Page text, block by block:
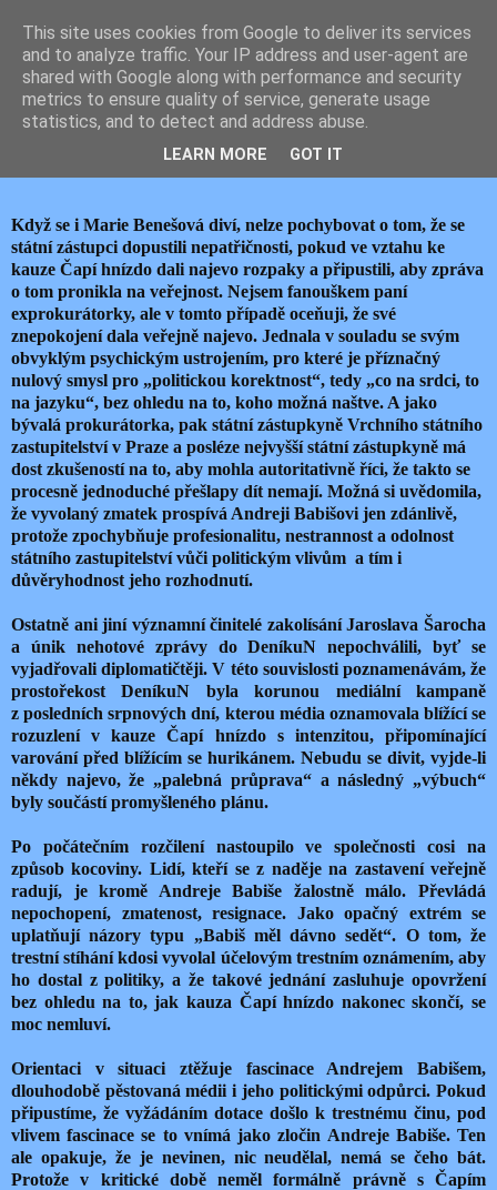
JEMELIK ZDENĚK
středa 4. září 2019
KDYŽ SE I MARIE BENEŠOVÁ DIVÍ…
Když se i Marie Benešová diví, nelze pochybovat o tom, že se
státní zástupci dopustili nepatřičnosti, pokud ve vztahu ke
kauze Čapí hnízdo dali najevo rozpaky a připustili, aby zpráva
o tom pronikla na veřejnost. Nejsem fanouškem paní
exprokurátorky, ale v tomto případě oceňuji, že své
znepokojení dala veřejně najevo. Jednala v souladu se svým
obvyklým psychickým ustrojením, pro které je příznačný
nulový smysl pro „politickou korektnost“, tedy „co na srdci, to
na jazyku“, bez ohledu na to, koho možná naštve. A jako
bývalá prokurátorka, pak státní zástupkyně Vrchního státního
zastupitelství v Praze a posléze nejvyšší státní zástupkyně má
dost zkušeností na to, aby mohla autoritativně říci, že takto se
procesně jednoduché přešlapy dít nemají. Možná si uvědomila,
že vyvolaný zmatek prospívá Andreji Babišovi jen zdánlivě,
protože zpochybňuje profesionalitu, nestrannost a odolnost
státního zastupitelství vůči politickým vlivům a tím i
důvěryhodnost jeho rozhodnutí.
Ostatně ani jiní významní činitelé zakolísání Jaroslava Šarocha
a únik nehotové zprávy do DeníkuN nepochválili, byť se
vyjadřovali diplomatičtěji. V této souvislosti poznamenávám, že
prostořekost DeníkuN byla korunou mediální kampaně
z posledních srpnových dní, kterou média oznamovala blížící se
rozuzlení v kauze Čapí hnízdo s intenzitou, připomínající
varování před blížícím se hurikánem. Nebudu se divit, vyjde-li
někdy najevo, že „palebná průprava“ a následný „výbuch“
byly součástí promyšleného plánu.
Po počátečním rozčilení nastoupilo ve společnosti cosi na
způsob kocoviny. Lidí, kteří se z naděje na zastavení veřejně
radují, je kromě Andreje Babiše žalostně málo. Převládá
nepochopení, zmatenost, resignace. Jako opačný extrém se
uplatňují názory typu „Babiš měl dávno sedět“. O tom, že
trestní stíhání kdosi vyvolal účelovým trestním oznámením, aby
ho dostal z politiky, a že takové jednání zasluhuje opovržení
bez ohledu na to, jak kauza Čapí hnízdo nakonec skončí, se
moc nemluví.
Orientaci v situaci ztěžuje fascinace Andrejem Babišem,
dlouhodobě pěstovaná médii i jeho politickými odpůrci. Pokud
připustíme, že vyžádáním dotace došlo k trestnému činu, pod
vlivem fascinace se to vnímá jako zločin Andreje Babiše. Ten
ale opakuje, že je nevinen, nic neudělal, nemá se čeho bát.
Protože v kritické době neměl formálně právně s Čapím
This site uses cookies from Google to deliver its services
and to analyze traffic. Your IP address and user-agent are
shared with Google along with performance and security
metrics to ensure quality of service, generate usage
statistics, and to detect and address abuse.
LEARN MORE GOT IT